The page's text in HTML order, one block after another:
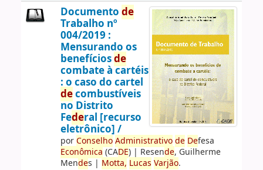
Documento de
Trabalho nº
004/2019 :
Mensurando os
benefíciosde
combate à cartéis
: o caso do cartel
decombustíveis
no Distrito
Federal [recurso
eletrônico] /
porConselho Administrativo de Defesa
Econômica (CADE)| Resende, Guilherme
Mendes | Motta, Lucas Varjão.